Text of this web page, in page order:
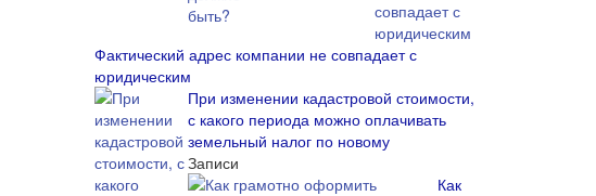
Фактический адрес компании не совпадает с
юридическим
При изменении кадастровой стоимости,
с какого периода можно оплачивать
земельный налог по новому
Записи
Как